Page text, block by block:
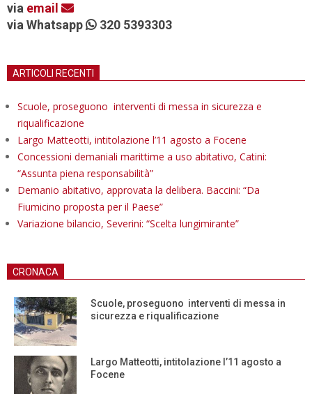
via email
via Whatsapp
320 5393303
ARTICOLI RECENTI
Scuole, proseguono interventi di messa in sicurezza e
riqualificazione
Largo Matteotti, intitolazione l’11 agosto a Focene
Concessioni demaniali marittime a uso abitativo, Catini:
“Assunta piena responsabilità”
Demanio abitativo, approvata la delibera. Baccini: “Da
Fiumicino proposta per il Paese”
Variazione bilancio, Severini: “Scelta lungimirante”
CRONACA
Scuole, proseguono interventi di messa in
sicurezza e riqualificazione
Largo Matteotti, intitolazione l’11 agosto a
Focene